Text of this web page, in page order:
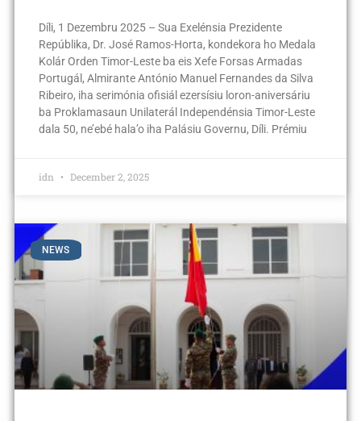
Díli, 1 Dezembru 2025 – Sua Exelénsia Prezidente
Repúblika, Dr. José Ramos-Horta, kondekora ho Medala
Kolár Orden Timor-Leste ba eis Xefe Forsas Armadas
Portugál, Almirante António Manuel Fernandes da Silva
Ribeiro, iha serimónia ofisiál ezersísiu loron-aniversáriu
ba Proklamasaun Unilaterál Independénsia Timor-Leste
dala 50, ne’ebé hala’o iha Palásiu Governu, Díli. Prémiu
idn December 2, 2025
NEWS